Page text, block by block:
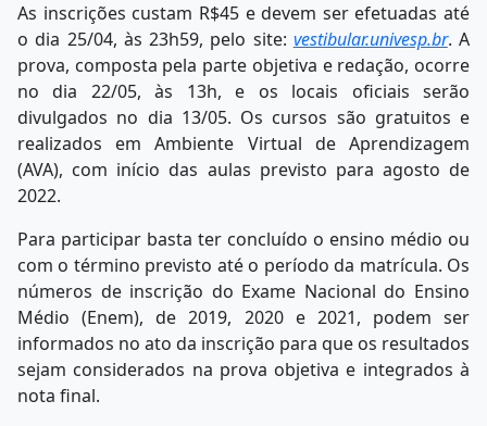
As inscrições custam R$45 e devem ser efetuadas até
o dia 25/04, às 23h59, pelo site: vestibular.univesp.br. A
prova, composta pela parte objetiva e redação, ocorre
no dia 22/05, às 13h, e os locais oficiais serão
divulgados no dia 13/05. Os cursos são gratuitos e
realizados em Ambiente Virtual de Aprendizagem
(AVA), com início das aulas previsto para agosto de
2022.
Para participar basta ter concluído o ensino médio ou
com o término previsto até o período da matrícula. Os
números de inscrição do Exame Nacional do Ensino
Médio (Enem), de 2019, 2020 e 2021, podem ser
informados no ato da inscrição para que os resultados
sejam considerados na prova objetiva e integrados à
nota final.